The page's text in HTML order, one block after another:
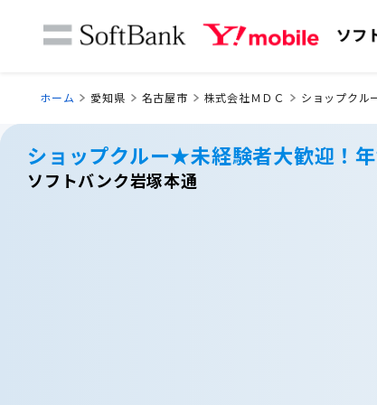
ホーム 愛知県 名古屋市 株式会社ＭＤＣ ショップクル
ショップクルー★未経験者大歓迎！年
ソフトバンク岩塚本通